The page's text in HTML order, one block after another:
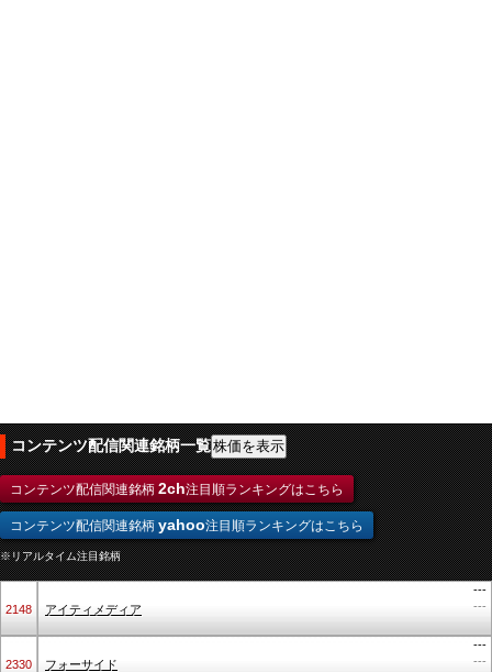
コンテンツ配信関連銘柄一覧
コンテンツ配信関連銘柄 2ch注目順ランキングはこちら
コンテンツ配信関連銘柄 yahoo注目順ランキングはこちら
※リアルタイム注目銘柄
2148 アイティメディア
---
---
2330 フォーサイド
---
---